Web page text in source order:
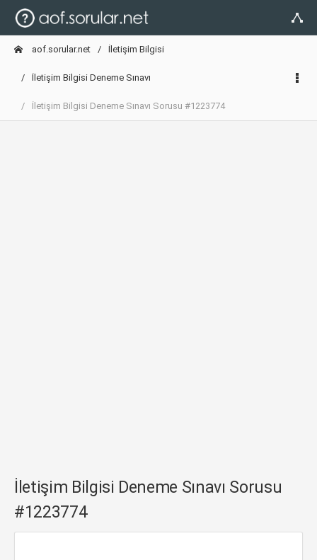
aof.sorular.net İletişim Bilgisi
İletişim Bilgisi Deneme Sınavı
İletişim Bilgisi Deneme Sınavı Sorusu #1223774
İletişim Bilgisi Deneme Sınavı Sorusu
#1223774